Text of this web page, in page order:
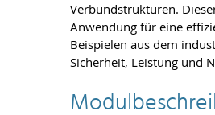
Verbundstrukturen.
Anwendung für eine
Beispielen aus dem
Sicherheit, Leistung und